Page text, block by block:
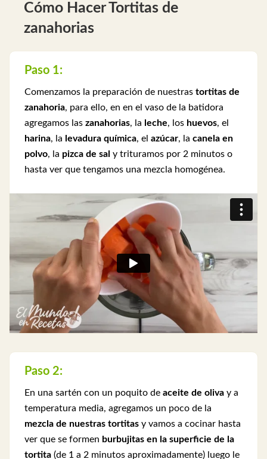
Cómo Hacer Tortitas de
zanahorias
Paso 1:
Comenzamos la preparación de nuestras tortitas de
zanahoria, para ello, en en el vaso de la batidora
agregamos las zanahorias, la leche, los huevos, el
harina, la levadura química, el azúcar, la canela en
polvo, la pizca de sal y trituramos por 2 minutos o
hasta ver que tengamos una mezcla homogénea.
Paso 2:
En una sartén con un poquito de aceite de oliva y a
temperatura media, agregamos un poco de la
mezcla de nuestras tortitas y vamos a cocinar hasta
ver que se formen burbujitas en la superficie de la
tortita (de 1 a 2 minutos aproximadamente) luego le